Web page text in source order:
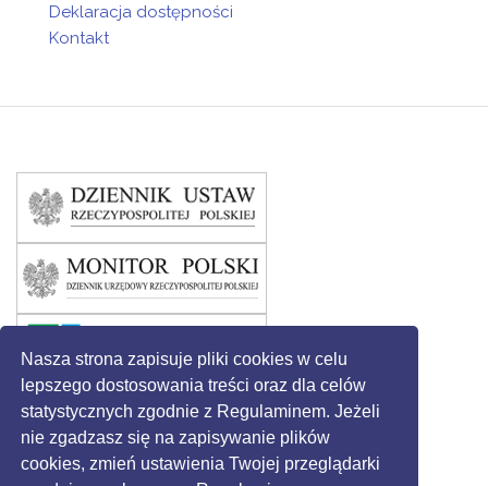
Nasza strona zapisuje pliki cookies w celu
lepszego dostosowania treści oraz dla celów
statystycznych zgodnie z Regulaminem. Jeżeli
nie zgadzasz się na zapisywanie plików
cookies, zmień ustawienia Twojej przeglądarki
Deklaracja dostępności
Kontakt